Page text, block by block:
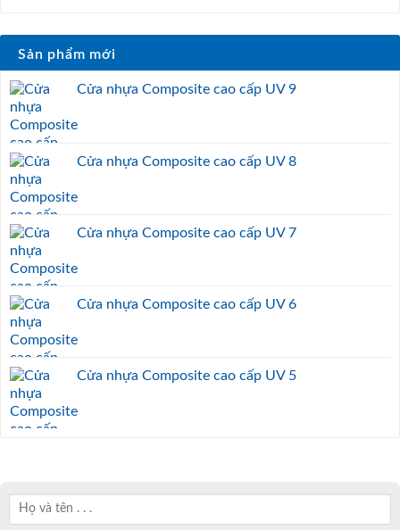
Sản phẩm mới
Cửa nhựa Composite cao cấp UV 9
Cửa nhựa Composite cao cấp UV 8
Cửa nhựa Composite cao cấp UV 7
Cửa nhựa Composite cao cấp UV 6
Cửa nhựa Composite cao cấp UV 5